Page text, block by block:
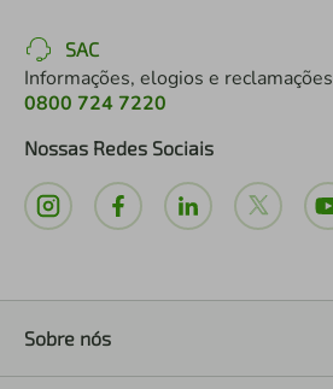
SAC
Informações, elogios e reclamações
0800 724 7220
Nossas Redes Sociais
Sobre nós